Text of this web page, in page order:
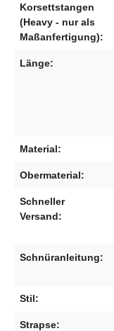
Korsettstangen
(Heavy - nur als
Maßanfertigung):
Länge:
Material:
Obermaterial:
Schneller
Versand:
Schnüranleitung:
Stil:
Strapse: